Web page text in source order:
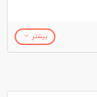
است بابیشتر